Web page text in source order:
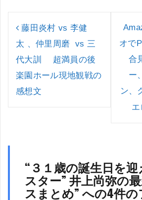
稿
ナ
ビ
ゲ
ー
シ
ョ
藤田炎村 vs 李健
太 、仲里周磨 vs 三
代大訓 超満員の後
楽園ホール現地観戦の
感想文
オで
合
ー
ン、
“３１歳の誕生日を
スター” 井上尚弥の
スまとめ” への4件